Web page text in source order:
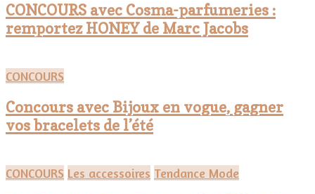
CONCOURS avec Cosma-parfumeries :
remportez HONEY de Marc Jacobs
CONCOURS
Concours avec Bijoux en vogue, gagner
vos bracelets de l’été
CONCOURS Les accessoires Tendance Mode